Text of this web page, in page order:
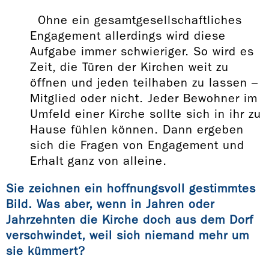
Ohne ein gesamtgesellschaftliches
Engagement allerdings wird diese
Aufgabe immer schwieriger. So wird es
Zeit, die Türen der Kirchen weit zu
öffnen und jeden teilhaben zu lassen –
Mitglied oder nicht. Jeder Bewohner im
Umfeld einer Kirche sollte sich in ihr zu
Hause fühlen können. Dann ergeben
sich die Fragen von Engagement und
Erhalt ganz von alleine.
Sie zeichnen ein hoffnungsvoll gestimmtes
Bild. Was aber, wenn in Jahren oder
Jahrzehnten die Kirche doch aus dem Dorf
verschwindet, weil sich niemand mehr um
sie kümmert?